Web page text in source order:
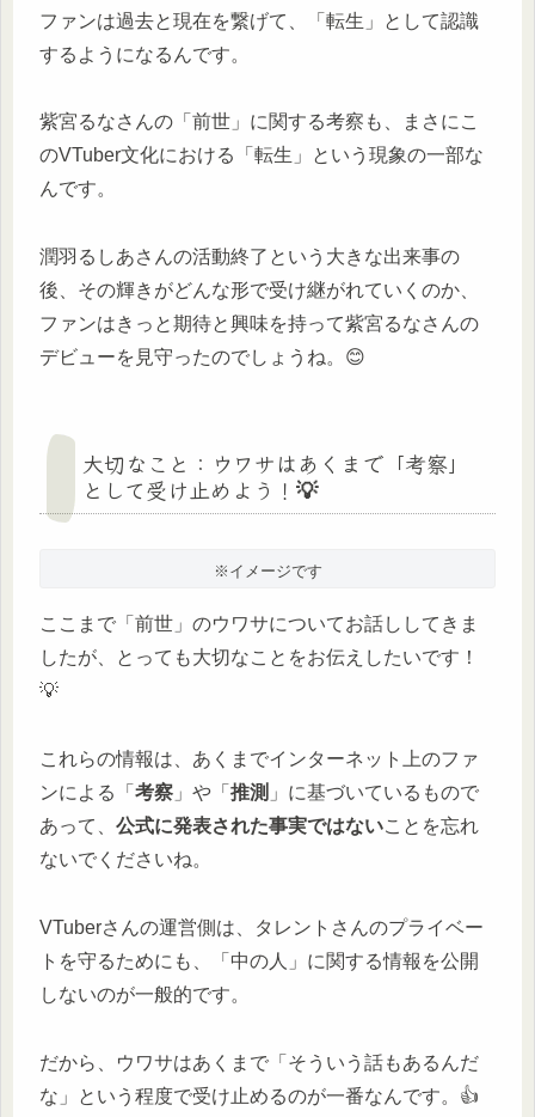
ファンは過去と現在を繋げて、「転生」として認識
するようになるんです。
紫宮るなさんの「前世」に関する考察も、まさにこ
のVTuber文化における「転生」という現象の一部な
んです。
潤羽るしあさんの活動終了という大きな出来事の
後、その輝きがどんな形で受け継がれていくのか、
ファンはきっと期待と興味を持って紫宮るなさんの
デビューを見守ったのでしょうね。😊
大切なこと：ウワサはあくまで「考察」
として受け止めよう！💡
※イメージです
ここまで「前世」のウワサについてお話ししてきま
したが、とっても大切なことをお伝えしたいです！
💡
これらの情報は、あくまでインターネット上のファ
ンによる「 考察 」や「 推測 」に基づいているもので
あって、 公式に発表された事実ではないことを忘れ
ないでくださいね。
VTuberさんの運営側は、タレントさんのプライベー
トを守るためにも、「中の人」に関する情報を公開
しないのが一般的です。
だから、ウワサはあくまで「そういう話もあるんだ
な」という程度で受け止めるのが一番なんです。👍